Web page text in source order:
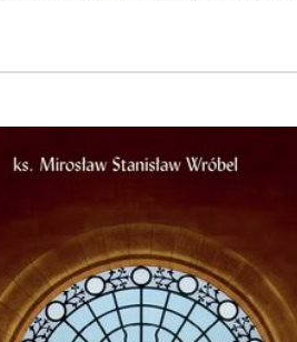
językiem potoczystym i barwnym, ale też pełnym
przykład epistolografii (...), z drugiej zaś przybliżają
(...) nadają wymiar jednostkowy uniwersalnej idei
zasługują na uwagę".